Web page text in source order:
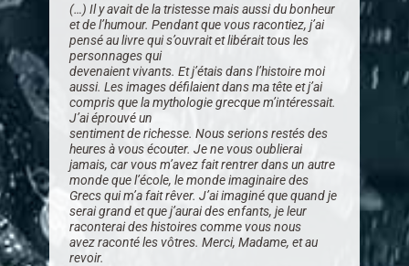
(…) Il y avait de la tristesse mais aussi du bonheur
et de l’humour. Pendant que vous racontiez, j’ai
pensé au livre qui s’ouvrait et libérait tous les
personnages qui
devenaient vivants. Et j’étais dans l’histoire moi
aussi. Les images défilaient dans ma tête et j’ai
compris que la mythologie grecque m’intéressait.
J’ai éprouvé un
sentiment de richesse. Nous serions restés des
heures à vous écouter. Je ne vous oublierai
jamais, car vous m’avez fait rentrer dans un autre
monde que l’école, le monde imaginaire des
Grecs qui m’a fait rêver. J’ai imaginé que quand je
serai grand et que j’aurai des enfants, je leur
raconterai des histoires comme vous nous
avez raconté les vôtres. Merci, Madame, et au
revoir.